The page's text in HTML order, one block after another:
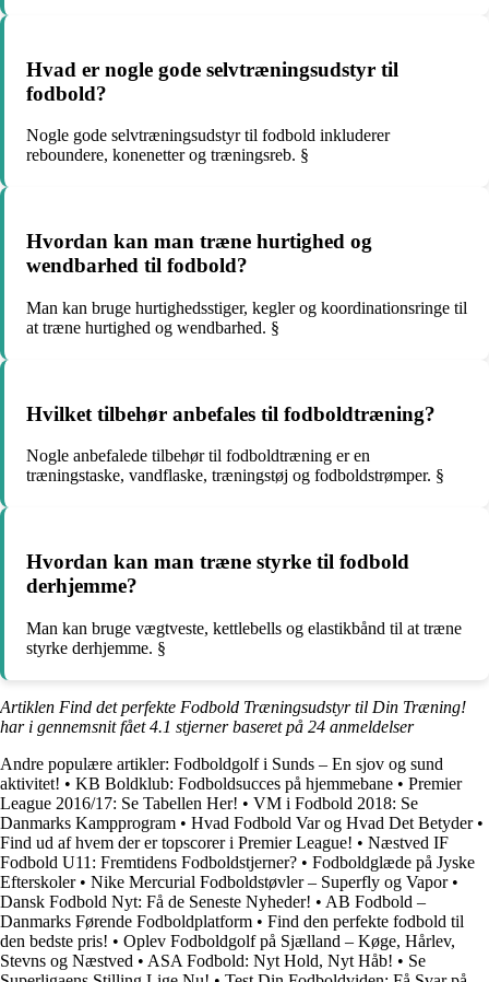
Hvad er nogle gode selvtræningsudstyr til
fodbold?
Nogle gode selvtræningsudstyr til fodbold inkluderer
reboundere, konenetter og træningsreb. §
Hvordan kan man træne hurtighed og
wendbarhed til fodbold?
Man kan bruge hurtighedsstiger, kegler og koordinationsringe til
at træne hurtighed og wendbarhed. §
Hvilket tilbehør anbefales til fodboldtræning?
Nogle anbefalede tilbehør til fodboldtræning er en
træningstaske, vandflaske, træningstøj og fodboldstrømper. §
Hvordan kan man træne styrke til fodbold
derhjemme?
Man kan bruge vægtveste, kettlebells og elastikbånd til at træne
styrke derhjemme. §
Artiklen Find det perfekte Fodbold Træningsudstyr til Din Træning!
har i gennemsnit fået4.1 stjerner baseret på 24 anmeldelser
Andre populære artikler: Fodboldgolf i Sunds – En sjov og sund
aktivitet! • KB Boldklub: Fodboldsucces på hjemmebane • Premier
League 2016/17: Se Tabellen Her! • VM i Fodbold 2018: Se
Danmarks Kampprogram • Hvad Fodbold Var og Hvad Det Betyder•
Find ud af hvem der er topscorer i Premier League! • Næstved IF
Fodbold U11: Fremtidens Fodboldstjerner? • Fodboldglæde på Jyske
Efterskoler• Nike Mercurial Fodboldstøvler – Superfly og Vapor•
Dansk Fodbold Nyt: Få de Seneste Nyheder! • AB Fodbold –
Danmarks Førende Fodboldplatform • Find den perfekte fodbold til
den bedste pris! • Oplev Fodboldgolf på Sjælland – Køge, Hårlev,
Stevns og Næstved • ASA Fodbold: Nyt Hold, Nyt Håb! • Se